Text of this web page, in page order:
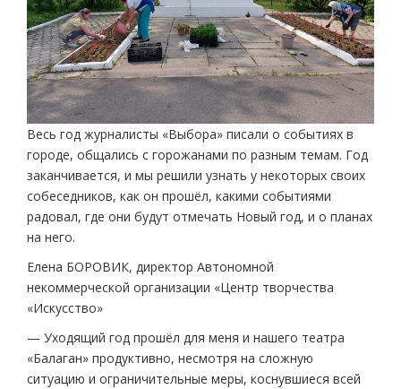
Весь год журналисты «Выбора» писали о событиях в
городе, общались с горожанами по разным темам. Год
заканчивается, и мы решили узнать у некоторых своих
собеседников, как он прошёл, какими событиями
радовал, где они будут отмечать Новый год, и о планах
на него.
Елена БОРОВИК, директор Автономной
некоммерческой организации «Центр творчества
«Искусство»
— Уходящий год прошёл для меня и нашего театра
«Балаган» продуктивно, несмотря на сложную
ситуацию и ограничительные меры, коснувшиеся всей